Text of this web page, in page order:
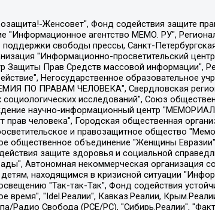
Витальевна, Маняхин Петр Борисович, Чуракова Ольга Владимировна, Ярош Юлия Петровна, Юридическое лицо "The Insider SIA", зарегистрированное в Риге, Латвийская Республика (дата регистрации 26.06.2015), являющееся администратором доменного имени интернет-издания "The Insider SIA", https://theins.ru, Постернак Алексей Евгеньевич, Рубин Михаил Аркадьевич, Анин Роман Александрович, Юридическое лицо Istories fonds, зарегистрированное в Латвийской Республике (регистрационный номер 50008295751, дата регистрации 24.02.2020), Великовский Дмитрий Александрович, Долинина Ирина Николаевна, Мароховская Алеся Алексеевна, Шлейнов Роман Юрьевич, Шмагун Олеся Валентиновна, Общество с ограниченной ответственностью "Альтаир 2021", Общество с ограниченной ответственностью "Вега 2021", Общество с ограниченной ответственностью "Главный редактор 2021", Общество с ограниченной ответственностью "Ромашки монолит", Важенков Артем Валерьевич, Ивановская областная общественная организация "Центр гендерных исследований", Гурман Юрий Альбертович, Медиапроект "ОВД-Инфо", Егоров Владимир Владимирович, Жилинский Владимир Александрович, Общество с ограниченной ответственностью "ЗП", Иванова София Юрьевна, Карезина Инна Павловна, Кильтау Екатерина Викторовна, Петров Алексей Викторович, Пискунов Сергей Евгеньевич, Смирнов Сергей Сергеевич, Тихонов Михаил Сергеевич, Общество с ограниченной ответственностью "ЖУРНАЛИСТ-ИНОСТРАННЫЙ АГЕНТ", Арапова Галина Юрьевна, Вольтская Татьяна Анатольевна, Американская компания "Mason G.E.S. Anonymous Foundation" (США), являющаяся владельцем интернет-издания https://mnews.world/, Компания "Stichting Bellingcat", зарегистрированная в Нидерландах (дата регистрации 11.07.2018), Захаров Андрей Вячеславович, Клепиковская Екатерина Дмитриевна, Общество с ограниченной ответственностью "МЕМО", Перл Роман Александрович, Симонов Евгений Алексеевич, Соловьева Елена Анатольевна, Сотников Даниил Владимирович, Сурначева Елизавета Дмитриевна, Автономная некоммерческая организация по защите прав человека и информированию населения "Якутия – Наше Мнение", Общество с ограниченной ответственностью "Москоу диджитал медиа", с 26.01.2023 Общество с ограниченной ответственностью "Чайка Белые сады", Ветошкина Валерия Валерьевна, Заговора Максим Александрович, Межрегиональное общественное движение "Российская ЛГБТ - сеть", Оленичев Максим Владимирович, Павлов Иван Юрьевич, Скворцова Елена Сергеевна, Общество с ограниченной ответственностью "Как бы инагент", Кочетков Игорь Викторович, Общество с ограниченной ответственностью "Честные выборы", Еланчик Олег Александрович, Общество с ограниченной ответственностью "Нобелевский призыв", Гималова Регина Эмилевна, Григорьев Андрей Валерьевич, Григорьева Алина Александровна, Ассоциация по содействию защите прав призывников, альтернативнослужащих и военнослужащих "Правозащитная группа "Гражданин.Армия.Право",